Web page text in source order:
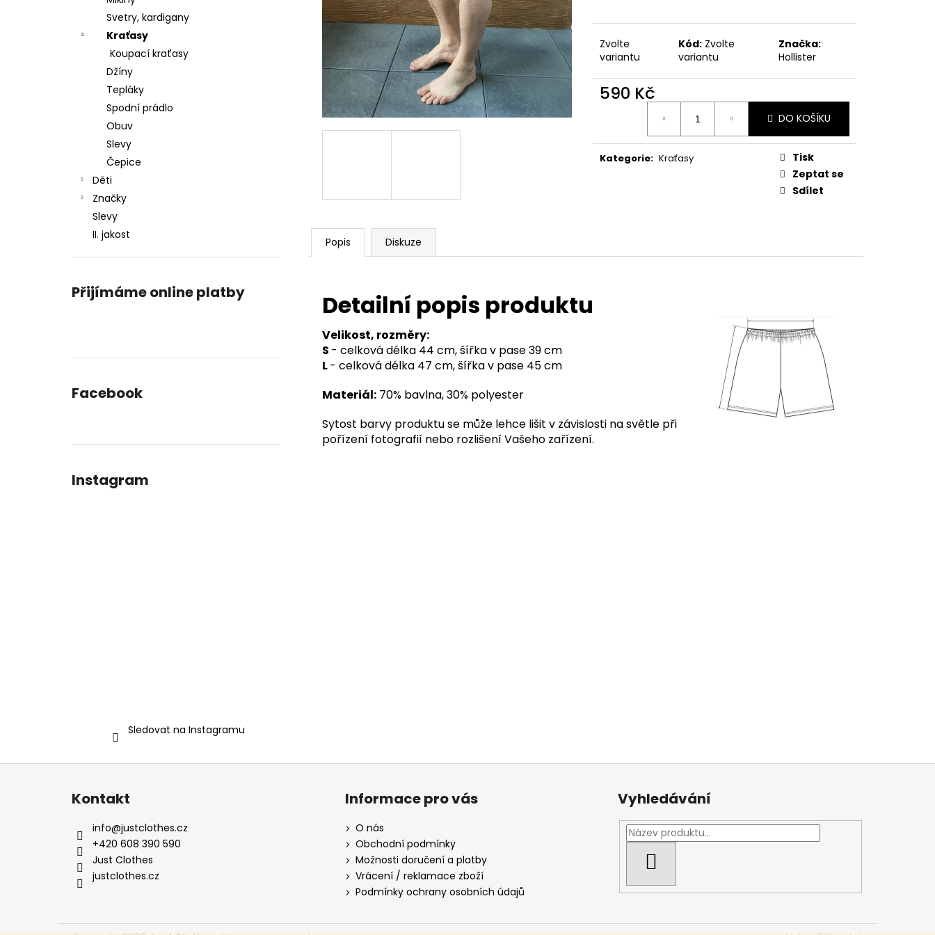
Svetry, kardigany
Kraťasy
Koupací kraťasy
Džíny
Tepláky
Spodní prádlo
Obuv
Slevy
Čepice
Děti
Značky
Slevy
II. jakost
Přijímáme online platby
Facebook
Instagram
Sledovat na Instagramu
Zvolte
variantu
Kód: Zvolte
variantu
Značka:
Hollister
590 Kč
DO KOŠÍKU
Kategorie: Kraťasy
Tisk
Zeptat se
Sdílet
Popis Diskuze
Detailní popis produktu
Velikost, rozměry:
S - celková délka 44 cm, šířka v pase 39 cm
L- celková délka 47 cm, šířka v pase 45 cm
Materiál: 70% bavlna, 30% polyester
Sytost barvy produktu se může lehce lišit v závislosti na světle při
pořízení fotografií nebo rozlišení Vašeho zařízení.
Z
Kontakt
info@justclothes.cz
+420 608 390 590
Just Clothes
justclothes.cz
Informace pro vás
O nás
Obchodní podmínky
Možnosti doručení a platby
Vrácení / reklamace zboží
Podmínky ochrany osobních údajů
Vyhledávání